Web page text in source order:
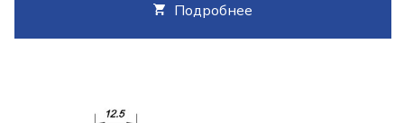
Подробнее